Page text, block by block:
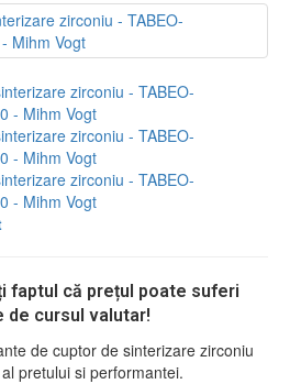
faptul că prețul poate suferi
de cursul valutar!
de cuptor de sinterizare zirconiu
pretului si performantei.